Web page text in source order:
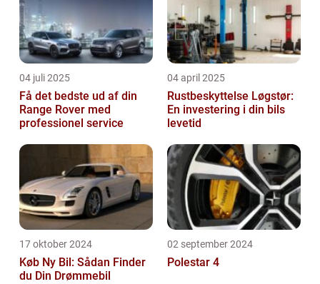
04 juli 2025
Få det bedste ud af din
Range Rover med
professionel service
04 april 2025
Rustbeskyttelse Løgstør:
En investering i din bils
levetid
17 oktober 2024
Køb Ny Bil: Sådan Finder
du Din Drømmebil
02 september 2024
Polestar 4